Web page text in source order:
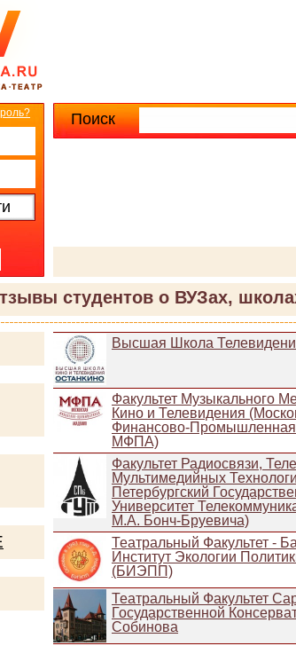
Поиск
Расширенный поиск
студентов о ВУЗах,
Высшая Школа
Факультет Музыкального
Кино и Телевидения
Финансово-
МФПА)
Факультет Радиосвязи,
Мультимедийных
Петербургский
Университет
М.А. Бонч-Бруевича)
Театральный Факультет -
Институт Экологии
(БИЭПП)
Театральный Факультет
Государственной
Собинова